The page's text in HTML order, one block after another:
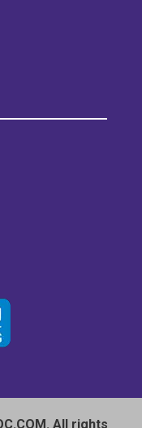
All rights